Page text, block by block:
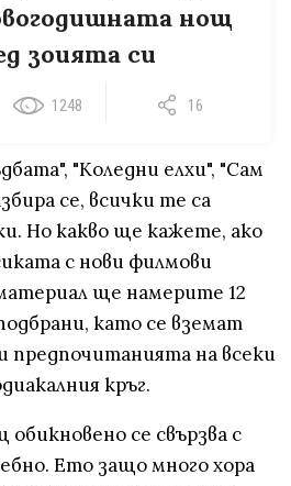
нощ
зоията си
1248 16
"Коледни елхи", "Сам
се, всички те са
Но какво ще кажете, ако
с нови филмови
ще намерите 12
като се вземат
предпочитанията на всеки
кръг.
се свързва с
Ето защо много хора